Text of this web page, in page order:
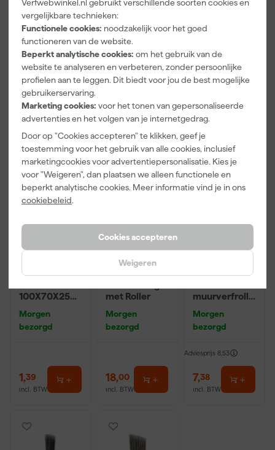
Verfwebwinkel.nl gebruikt verschillende soorten cookies en
vergelijkbare technieken:
Functionele cookies: noodzakelijk voor het goed
functioneren van de website.
Beperkt analytische cookies: om het gebruik van de
website te analyseren en verbeteren, zonder persoonlijke
profielen aan te leggen. Dit biedt voor jou de best mogelijke
gebruikerservaring.
Marketing cookies: voor het tonen van gepersonaliseerde
advertenties en het volgen van je internetgedrag.
Door op "Cookies accepteren" te klikken, geef je
toestemming voor het gebruik van alle cookies, inclusief
marketingcookies voor advertentiepersonalisatie. Kies je
voor "Weigeren", dan plaatsen we alleen functionele en
beperkt analytische cookies. Meer informatie vind je in ons
cookiebeleid.
Cookies accepteren
Weigeren
Paintura
Lucamax
Washi tape -
50mx24mm
Morgen
bezorgd
Adviesprijs 6,00
3,99
incl. BTW
Farrow & Ball
F&B
Kleurenwaaie
r
Morgen
bezorgd
22,00
incl. BTW
Go!Paint Roll
Verfbak -
0,5L + 5
bezorgd
3,99
incl. BTW
Klingspor
100X70X25m
P220
Morgen
bezorgd
1,39
incl. BTW
Farrow & Ball
met Roller
Morgen
bezorgd
18,00
incl. BTW
Anza PRO
muurverfrolle
Morgen
bezorgd
Adviesprijs 8,53
7,38
incl. BTW